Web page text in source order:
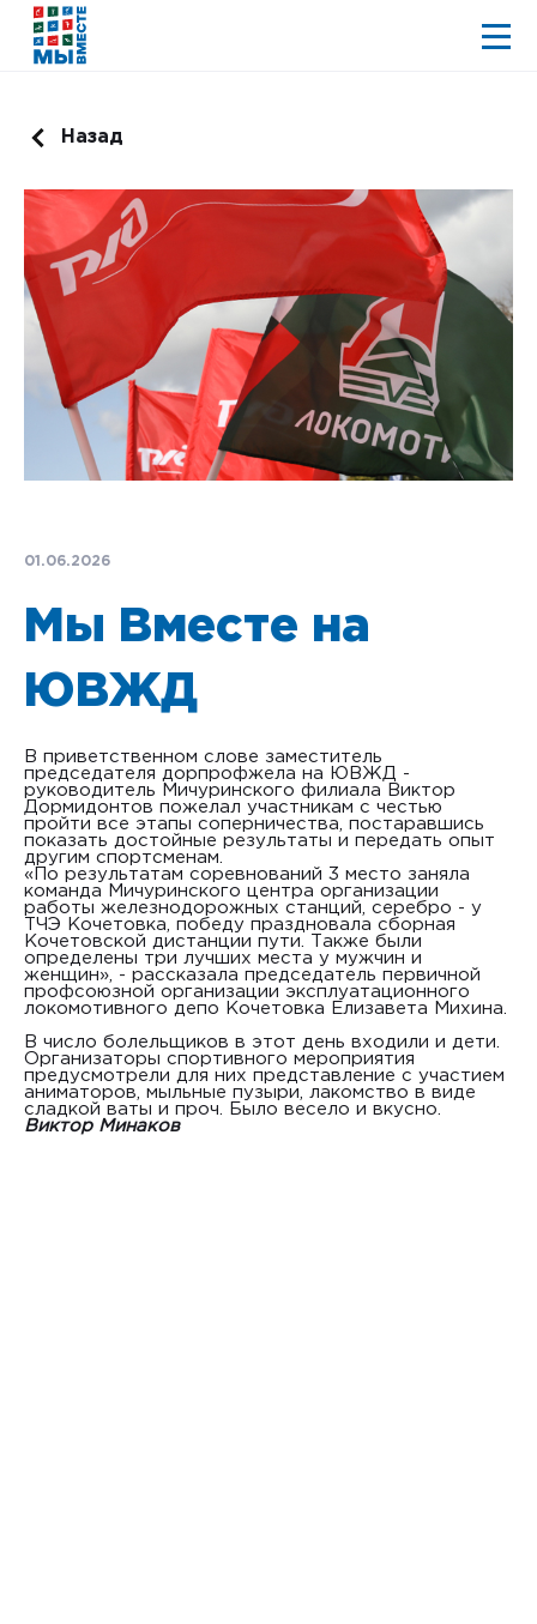
Назад
01.06.2026
Мы Вместе на
ЮВЖД
В приветственном слове заместитель
председателя дорпрофжела на ЮВЖД -
руководитель Мичуринского филиала Виктор
Дормидонтов пожелал участникам с честью
пройти все этапы соперничества, постаравшись
показать достойные результаты и передать опыт
другим спортсменам.
«По результатам соревнований 3 место заняла
команда Мичуринского центра организации
работы железнодорожных станций, серебро - у
ТЧЭ Кочетовка, победу праздновала сборная
Кочетовской дистанции пути. Также были
определены три лучших места у мужчин и
женщин», - рассказала председатель первичной
профсоюзной организации эксплуатационного
локомотивного депо Кочетовка Елизавета Михина.
В число болельщиков в этот день входили и дети.
Организаторы спортивного мероприятия
предусмотрели для них представление с участием
аниматоров, мыльные пузыри, лакомство в виде
сладкой ваты и проч. Было весело и вкусно.
Виктор Минаков